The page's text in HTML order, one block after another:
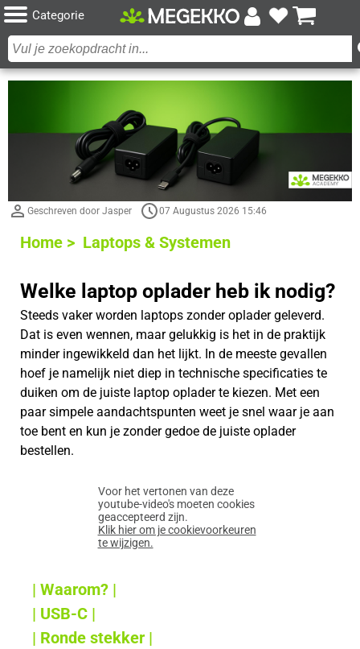
Categorie
Geschreven door Jasper 07 Augustus 2026 15:46
Home > Laptops & Systemen
Welke laptop oplader heb ik nodig?
Steeds vaker worden laptops zonder oplader geleverd.
Dat is even wennen, maar gelukkig is het in de praktijk
minder ingewikkeld dan het lijkt. In de meeste gevallen
hoef je namelijk niet diep in technische specificaties te
duiken om de juiste laptop oplader te kiezen. Met een
paar simpele aandachtspunten weet je snel waar je aan
toe bent en kun je zonder gedoe de juiste oplader
bestellen.
Voor het vertonen van deze
youtube-video's moeten cookies
geaccepteerd zijn.
Klik hier om je cookievoorkeuren
te wijzigen.
| Waarom? |
| USB-C |
| Ronde stekker |